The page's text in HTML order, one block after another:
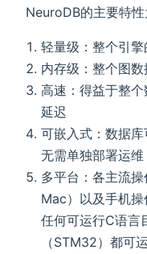
NeuroDB的主要特性
轻量级：整个引
内存级：整个图
高速：得益于整
延迟
可嵌入式：数据
无需单独部署运维
多平台：各主流
Mac）以及手机
任何可运行C语言
（STM32）都可